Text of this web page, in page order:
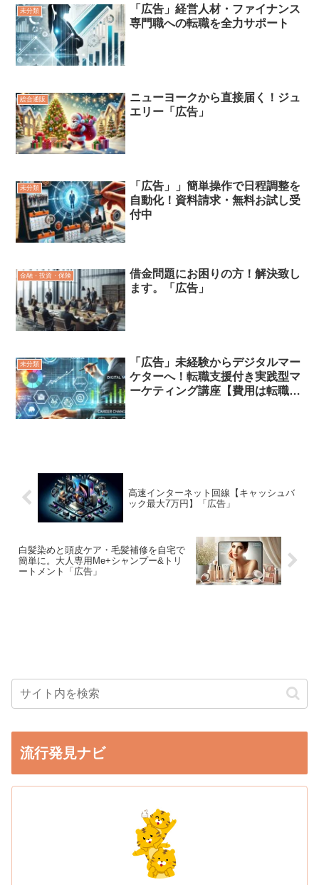
未分類
「広告」経営人材・ファイナンス
専門職への転職を全力サポート
総合通販
ニューヨークから直接届く！ジュ
エリー「広告」
未分類
「広告」」簡単操作で日程調整を
自動化！資料請求・無料お試し受
付中
金融・投資・保険
借金問題にお困りの方！解決致し
ます。「広告」
未分類
「広告」未経験からデジタルマー
ケターへ！転職支援付き実践型マ
ーケティング講座【費用は転職成
高速インターネット回線【キャッシュバ
ック最大7万円】「広告」
白髪染めと頭皮ケア・毛髪補修を自宅で
簡単に。大人専用Me+シャンプー&トリ
ートメント「広告」
流行発見ナビ